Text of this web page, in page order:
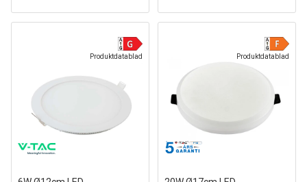
Produktdatablad Produktdatablad